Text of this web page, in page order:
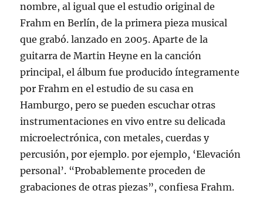
nombre, al igual que el estudio original de
Frahm en Berlín, de la primera pieza musical
que grabó. lanzado en 2005. Aparte de la
guitarra de Martin Heyne en la canción
principal, el álbum fue producido íntegramente
por Frahm en el estudio de su casa en
Hamburgo, pero se pueden escuchar otras
instrumentaciones en vivo entre su delicada
microelectrónica, con metales, cuerdas y
percusión, por ejemplo. por ejemplo, ‘Elevación
personal’. “Probablemente proceden de
grabaciones de otras piezas”, confiesa Frahm.